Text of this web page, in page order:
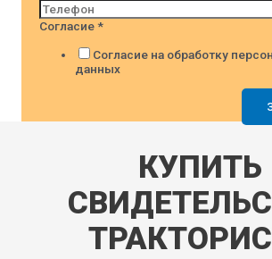
Согласие*
Согласие на обработку
данных
КУПИТЬ